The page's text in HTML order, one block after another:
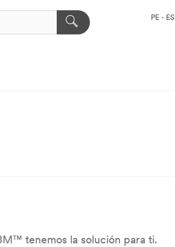
PE - ES
tenemos la solución para ti.